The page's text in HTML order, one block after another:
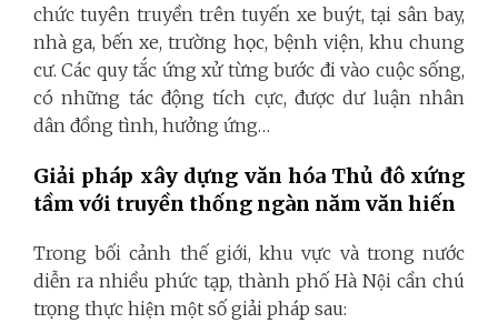
chức tuyên truyền trên tuyến xe buýt, tại sân bay,
nhà ga, bến xe, trường học, bệnh viện, khu chung
cư. Các quy tắc ứng xử từng bước đi vào cuộc sống,
có những tác động tích cực, được dư luận nhân
dân đồng tình, hưởng ứng…
Giải pháp xây dựng văn hóa Thủ đô xứng
tầm với truyền thống ngàn năm văn hiến
Trong bối cảnh thế giới, khu vực và trong nước
diễn ra nhiều phức tạp, thành phố Hà Nội cần chú
trọng thực hiện một số giải pháp sau: